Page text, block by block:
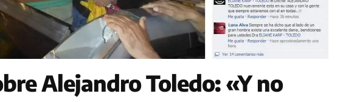
Alejandro Toledo: «Y no